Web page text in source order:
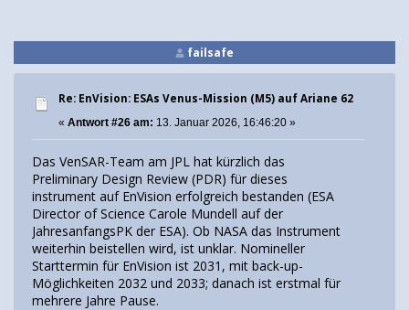
failsafe
Re: EnVision: ESAs Venus-Mission (M5) auf Ariane 62
« Antwort #26 am: 13. Januar 2026, 16:46:20 »
Das VenSAR-Team am JPL hat kürzlich das
Preliminary Design Review (PDR) für dieses
instrument auf EnVision erfolgreich bestanden (ESA
Director of Science Carole Mundell auf der
JahresanfangsPK der ESA). Ob NASA das Instrument
weiterhin beistellen wird, ist unklar. Nomineller
Starttermin für EnVision ist 2031, mit back-up-
Möglichkeiten 2032 und 2033; danach ist erstmal für
mehrere Jahre Pause.